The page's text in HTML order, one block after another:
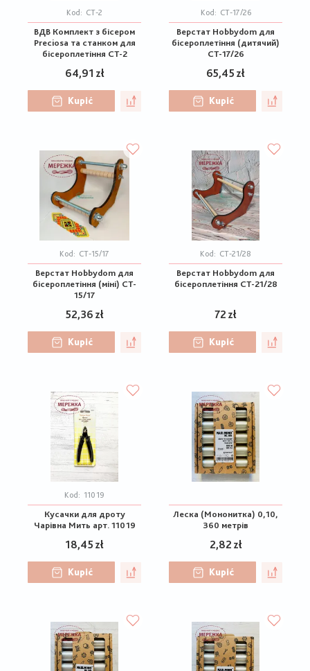
Kod: СТ-2
ВДВ Комплект з бісером
Preciosa та станком для
бісероплетіння СТ-2
64,91 zł
Kupić
Kod: CT-17/26
Верстат Hobbydom для
бісероплетіння (дитячий)
CT-17/26
65,45 zł
Kupić
Kod: CT-15/17
Верстат Hobbydom для
бісероплетіння (міні) CT-
15/17
52,36 zł
Kupić
Kod: CT-21/28
Верстат Hobbydom для
бісероплетіння CT-21/28
72 zł
Kupić
Kod: 11019
Кусачки для дроту
Чарівна Мить арт. 11019
18,45 zł
Kupić
Леска (Мононитка) 0,10,
360 метрів
2,82 zł
Kupić